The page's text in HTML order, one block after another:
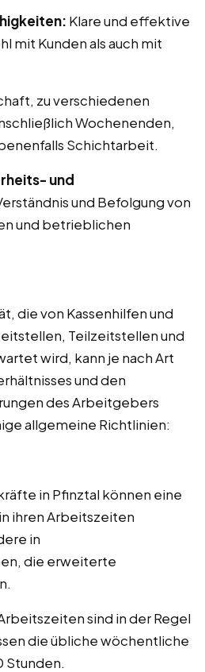
Klare und effektive
mit Kunden als auch mit
zu verschiedenen
Wochenenden,
Schichtarbeit.
und
und Befolgung von
und betrieblichen
die von Kassenhilfen und
Teilzeitstellen und
wird, kann je nach Art
und den
des Arbeitgebers
allgemeine Richtlinien:
in Pfinztal können eine
ihren Arbeitszeiten
in
die erweiterte
sind in der Regel
die übliche wöchentliche
Stunden.